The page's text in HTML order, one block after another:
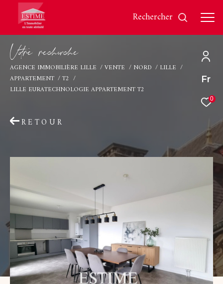
Fr
0
rechercher
Vore recece
AGENCE IMMOBILIÈRE LILLE VENTE NORD
LILLE
APPARTEMENT
T2
LILLE EURATECHNOLOGIE APPARTEMENT T2
RETOUR
Effectuer une recherche
Type
Ville
Budget
Budget
Surface
Surface